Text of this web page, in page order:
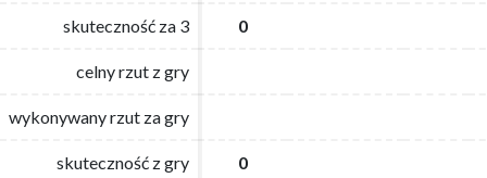
skuteczność za 3 0
celny rzut z gry
wykonywany rzut za gry
skuteczność z gry 0
skuteczność za 3 0
celny rzut z gry
wykonywany rzut za gry
skuteczność z gry 0